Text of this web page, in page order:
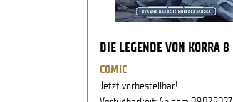
DIE LEGENDE VON KORRA 8
COMIC
Jetzt vorbestellbar!